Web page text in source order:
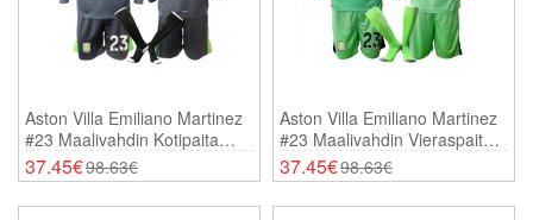
Aston Villa Emiliano Martinez
#23 Maalivahdin Kotipaita
Lasten 2025-26 Pitkähihainen
(+ Shortsit)
37.45€98.63€
Aston Villa Emiliano Martinez
#23 Maalivahdin Vieraspaita
Lasten 2025-26 Pitkähihainen
(+ Shortsit)
37.45€98.63€